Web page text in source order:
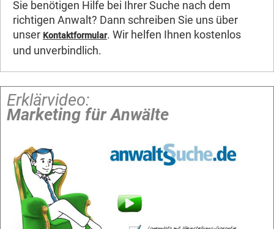
Sie benötigen Hilfe bei Ihrer Suche nach dem
richtigen Anwalt? Dann schreiben Sie uns über
unser Kontaktformular. Wir helfen Ihnen kostenlos
und unverbindlich.
Erklärvideo:
Marketing für Anwälte